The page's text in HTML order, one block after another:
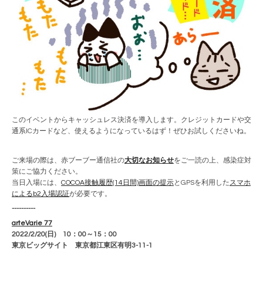
このイベントからキャッシュレス決済を導入します。クレジットカードや交
通系ICカードなど、使えるようになっているはず！ぜひお試しくださいね。
ご来場の際は、赤ブーブー通信社の大切なお知らせをご一読の上、感染症対
策にご協力ください。
当日入場には、 COCOA接触履歴(14日間)画面の提示とGPSを利用したスマホ
によるb2入場認証が必要です。
----------
arteVarie 77
2022/2/20(日) 10：00～15：00
東京ビッグサイト 東京都江東区有明3-11-1